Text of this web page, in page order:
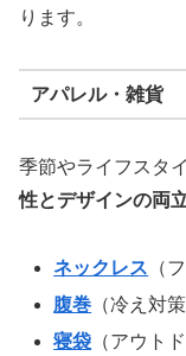
ります。
アパレル・雑貨
季節やライフスタ
性とデザインの両
ネックレス （
腹巻 （冷え対
寝袋 （アウト